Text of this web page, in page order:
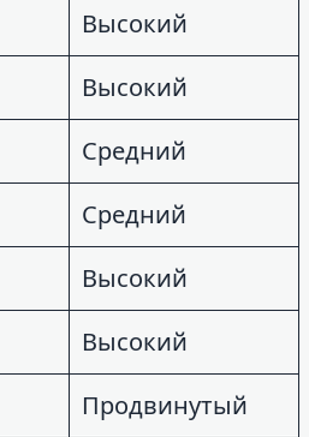
Высокий
Высокий
Средний
Средний
Высокий
Высокий
Продвинутый